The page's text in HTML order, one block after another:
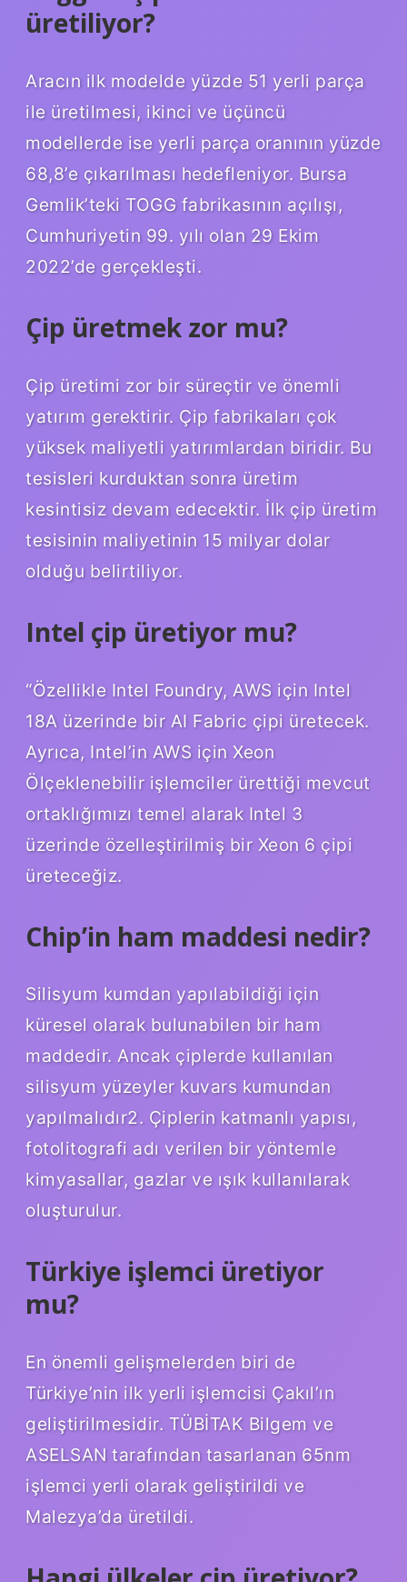
üretiliyor?
Aracın ilk modelde yüzde 51 yerli parça
ile üretilmesi, ikinci ve üçüncü
modellerde ise yerli parça oranının yüzde
68,8’e çıkarılması hedefleniyor. Bursa
Gemlik’teki TOGG fabrikasının açılışı,
Cumhuriyetin 99. yılı olan 29 Ekim
2022’de gerçekleşti.
Çip üretmek zor mu?
Çip üretimi zor bir süreçtir ve önemli
yatırım gerektirir. Çip fabrikaları çok
yüksek maliyetli yatırımlardan biridir. Bu
tesisleri kurduktan sonra üretim
kesintisiz devam edecektir. İlk çip üretim
tesisinin maliyetinin 15 milyar dolar
olduğu belirtiliyor.
Intel çip üretiyor mu?
“Özellikle Intel Foundry, AWS için Intel
18A üzerinde bir AI Fabric çipi üretecek.
Ayrıca, Intel’in AWS için Xeon
Ölçeklenebilir işlemciler ürettiği mevcut
ortaklığımızı temel alarak Intel 3
üzerinde özelleştirilmiş bir Xeon 6 çipi
üreteceğiz.
Chip’in ham maddesi nedir?
Silisyum kumdan yapılabildiği için
küresel olarak bulunabilen bir ham
maddedir. Ancak çiplerde kullanılan
silisyum yüzeyler kuvars kumundan
yapılmalıdır2. Çiplerin katmanlı yapısı,
fotolitografi adı verilen bir yöntemle
kimyasallar, gazlar ve ışık kullanılarak
oluşturulur.
Türkiye işlemci üretiyor
mu?
En önemli gelişmelerden biri de
Türkiye’nin ilk yerli işlemcisi Çakıl’ın
geliştirilmesidir. TÜBİTAK Bilgem ve
ASELSAN tarafından tasarlanan 65nm
işlemci yerli olarak geliştirildi ve
Malezya’da üretildi.